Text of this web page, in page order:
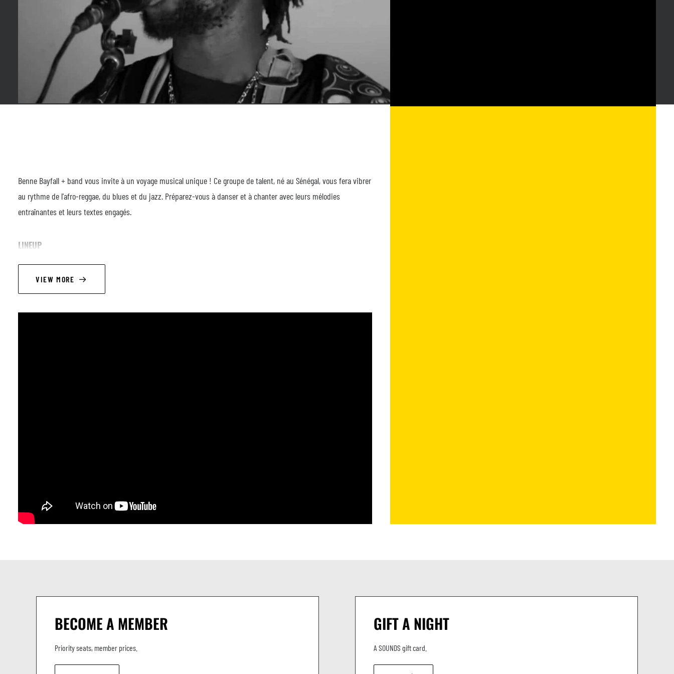
Benne Bayfall + band vous invite à un voyage musical unique ! Ce groupe de talent, né au Sénégal, vous fera vibrer
au rythme de l'afro-reggae, du blues et du jazz. Préparez-vous à danser et à chanter avec leurs mélodies
entraînantes et leurs textes engagés.
LINEUP
Ismaël Ndoye alias Benne Bayfall (chant et guitare)
Max Kalissa (batterie et djembé)
Dominique Meeûs (chœur)
VIEW MORE
BECOME A MEMBER
Priority seats, member prices.
GIFT A NIGHT
A SOUNDS gift card.